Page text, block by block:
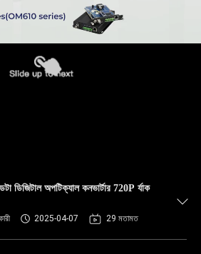
ডিজিটাল অপটিক্যাল কনভার্টার 720P র্যাক
2025-04-07 29 মতামত